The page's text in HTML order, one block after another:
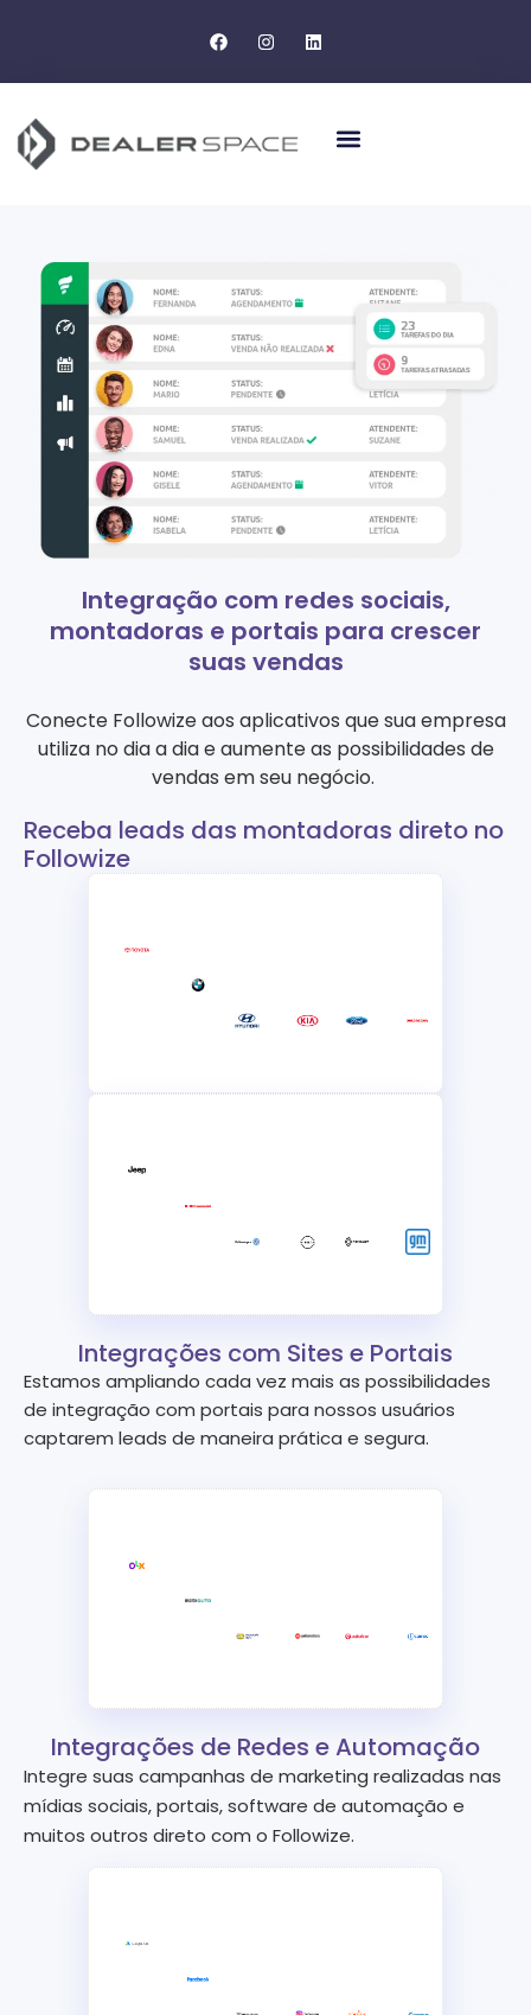
Integração com redes sociais,
montadoras e portais para crescer
suas vendas
Conecte Followize aos aplicativos que sua empresa
utiliza no dia a dia e aumente as possibilidades de
vendas em seu negócio.
Receba leads das montadoras direto no
Followize
Integrações com Sites e Portais
Estamos ampliando cada vez mais as possibilidades
de integração com portais para nossos usuários
captarem leads de maneira prática e segura.
Integrações de Redes e Automação
Integre suas campanhas de marketing realizadas nas
mídias sociais, portais, software de automação e
muitos outros direto com o Followize.